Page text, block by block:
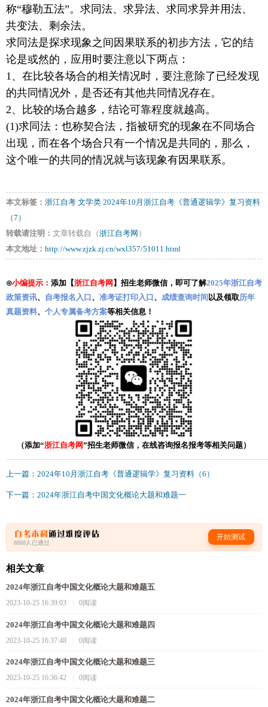
称“穆勒五法”。求同法、求异法、求同求异并用法、
共变法、剩余法。
求同法是探求现象之间因果联系的初步方法，它的结
论是或然的，应用时要注意以下两点：
1、在比较各场合的相关情况时，要注意除了已经发现
的共同情况外，是否还有其他共同情况存在。
2、比较的场合越多，结论可靠程度就越高。
(1)求同法：也称契合法，指被研究的现象在不同场合
出现，而在各个场合只有一个情况是共同的，那么，
这个唯一的共同的情况就与该现象有因果联系。
本文标签： 浙江自考 文学类 2024年10月浙江自考《普通逻辑学》复习资料
（7）
转载请注明： 文章转载自（浙江自考网 ）
本文地址： http://www.zjzk.zj.cn/wxl357/51011.html
⊙小编提示： 添加【浙江自考网 】招生老师微信，即可了解2025年浙江自考
政策资讯、 自考报名入口 、 准考证打印入口 、 成绩查询时间 以及领取历年
真题资料、 个人专属备考方案等相关信息！
（添加“浙江自考网”招生老师微信，在线咨询报名报考等相关问题）
上一篇：2024年10月浙江自考《普通逻辑学》复习资料（6）
下一篇：2024年浙江自考中国文化概论大题和难题一
8888人已通过
开始测试
相关文章
2024年浙江自考中国文化概论大题和难题五
2023-10-25 16:39:03
|0阅读
2024年浙江自考中国文化概论大题和难题四
2023-10-25 16:37:48
|0阅读
2024年浙江自考中国文化概论大题和难题三
2023-10-25 16:36:42
|0阅读
2024年浙江自考中国文化概论大题和难题二